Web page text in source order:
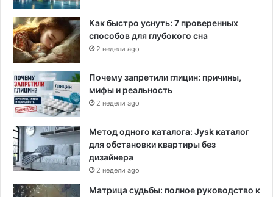
Как быстро уснуть: 7 проверенных
способов для глубокого сна
2 недели ago
Почему запретили глицин: причины,
мифы и реальность
2 недели ago
Метод одного каталога: Jysk каталог
для обстановки квартиры без
дизайнера
2 недели ago
Матрица судьбы: полное руководство к